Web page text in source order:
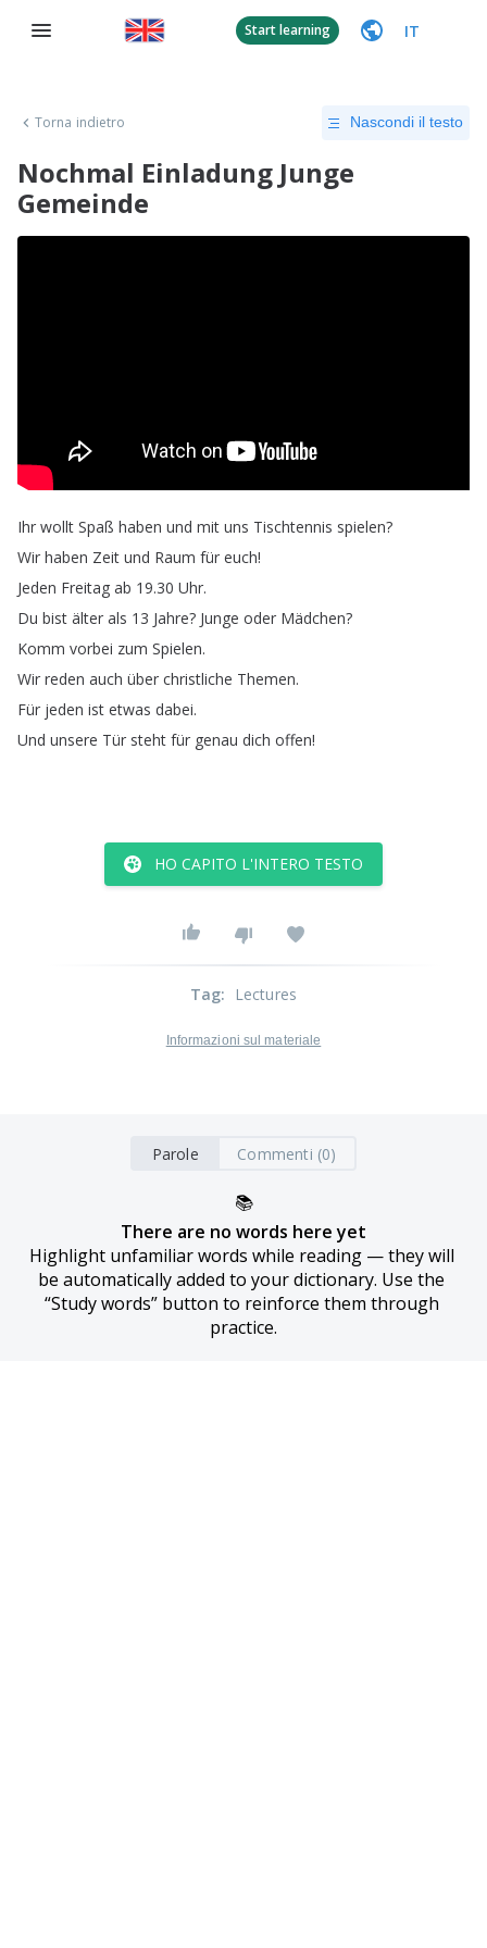
Start learning IT
Torna indietro Nascondi il testo
Nochmal Einladung Junge
Gemeinde
Ihr wollt Spaß haben und mit uns Tischtennis spielen?
Wir haben Zeit und Raum für euch!
Jeden Freitag ab 19.30 Uhr.
Du bist älter als 13 Jahre? Junge oder Mädchen?
Komm vorbei zum Spielen.
Wir reden auch über christliche Themen.
Für jeden ist etwas dabei.
Und unsere Tür steht für genau dich offen!
HO CAPITO L'INTERO TESTO
Tag: Lectures
Informazioni sul materiale
Parole Commenti (0)
📚
There are no words here yet
Highlight unfamiliar words while reading — they will
be automatically added to your dictionary. Use the
“Study words” button to reinforce them through
practice.